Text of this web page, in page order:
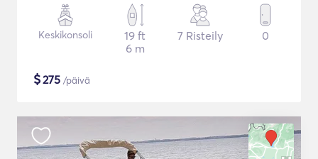
Keskikonsoli
19 ft
6 m
7 Risteily 0
$275 /päivä